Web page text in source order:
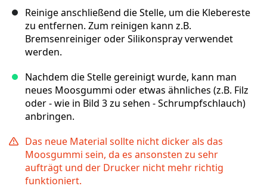
Reinige anschließend die Stelle, um die Klebereste
zu entfernen. Zum reinigen kann z.B.
Bremsenreiniger oder Silikonspray verwendet
werden.
Nachdem die Stelle gereinigt wurde, kann man
neues Moosgummi oder etwas ähnliches (z.B. Filz
oder - wie in Bild 3 zu sehen - Schrumpfschlauch)
anbringen.
Das neue Material sollte nicht dicker als das
Moosgummi sein, da es ansonsten zu sehr
aufträgt und der Drucker nicht mehr richtig
funktioniert.